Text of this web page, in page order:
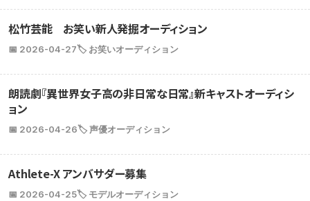
松竹芸能 お笑い新人発掘オーディション
📅 2026-04-27🏷️ お笑いオーディション
朗読劇『異世界女子高の非日常な日常』新キャストオーディシ
ョン
📅 2026-04-26🏷️ 声優オーディション
Athlete-X アンバサダー募集
📅 2026-04-25🏷️ モデルオーディション